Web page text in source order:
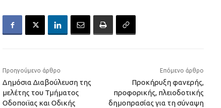
Προηγούμενο άρθρο
Δημόσια Διαβούλευση της
μελέτης του Τμήματος
Οδοποιϊας και Οδικής
Επόμενο άρθρο
Προκήρυξη φανερής,
προφορικής, πλειοδοτικής
δημοπρασίας για τη σύναψη